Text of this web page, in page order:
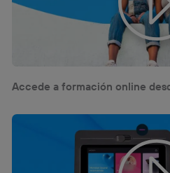
Accede a formación online